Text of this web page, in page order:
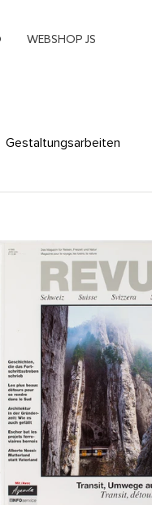
WEBSHOP JS
Gestaltungsarbeiten